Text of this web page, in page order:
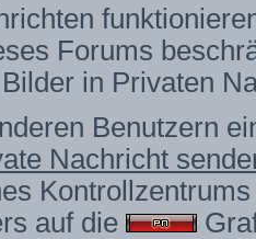
Forums
in Privaten
Benutzern
Nachricht
auf die